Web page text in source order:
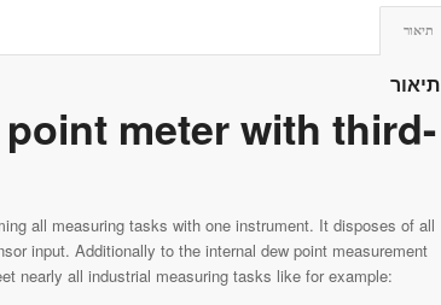
תיאור
תיאור
meter with third-
all measuring tasks with one instrument. It disposes of all
input. Additionally to the internal dew point measurement
nearly all industrial measuring tasks like for example: